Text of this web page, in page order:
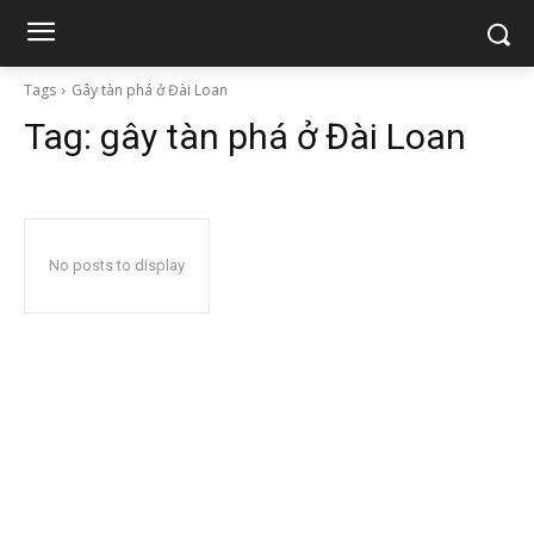
Tags Gây tàn phá ở Đài Loan
Tag: gây tàn phá ở Đài Loan
No posts to display